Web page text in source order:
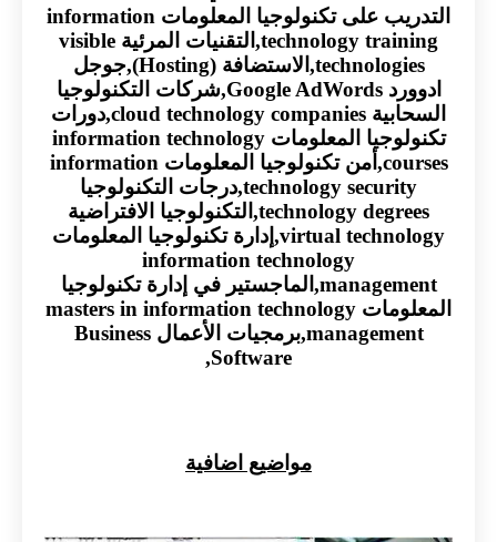
التدريب على تكنولوجيا المعلومات information
technology training,التقنيات المرئية visible
technologies,الاستضافة (Hosting),جوجل
ادوورد Google AdWords,شركات التكنولوجيا
السحابية cloud technology companies,دورات
تكنولوجيا المعلومات information technology
courses,أمن تكنولوجيا المعلومات information
technology security,درجات التكنولوجيا
technology degrees,التكنولوجيا الافتراضية
virtual technology,إدارة تكنولوجيا المعلومات
information technology
management,الماجستير في إدارة تكنولوجيا
المعلومات masters in information technology
management,برمجيات الأعمال Business
Software,
مواضيع اضافية